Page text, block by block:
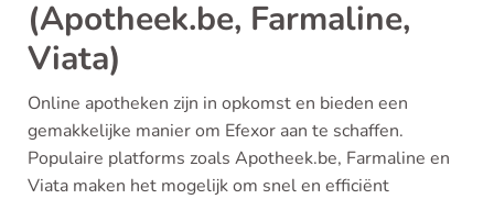
(Apotheek.be, Farmaline,
Viata)
Online apotheken zijn in opkomst en bieden een
gemakkelijke manier om Efexor aan te schaffen.
Populaire platforms zoals Apotheek.be, Farmaline en
Viata maken het mogelijk om snel en efficiënt